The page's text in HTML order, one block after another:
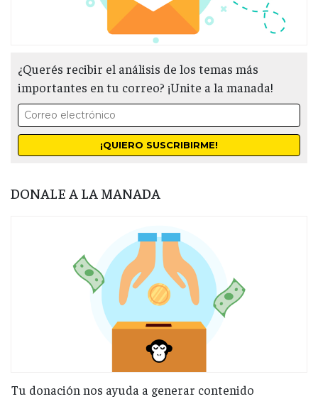
¿Querés recibir el análisis de los temas más
importantes en tu correo? ¡Unite a la manada!
DONALE A LA MANADA
Tu donación nos ayuda a generar contenido